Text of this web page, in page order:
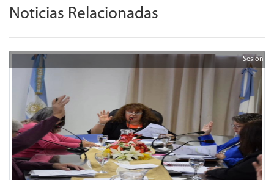
Noticias Relacionadas
Sesión